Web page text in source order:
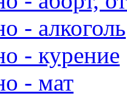
- алкоголь
- курение
- мат